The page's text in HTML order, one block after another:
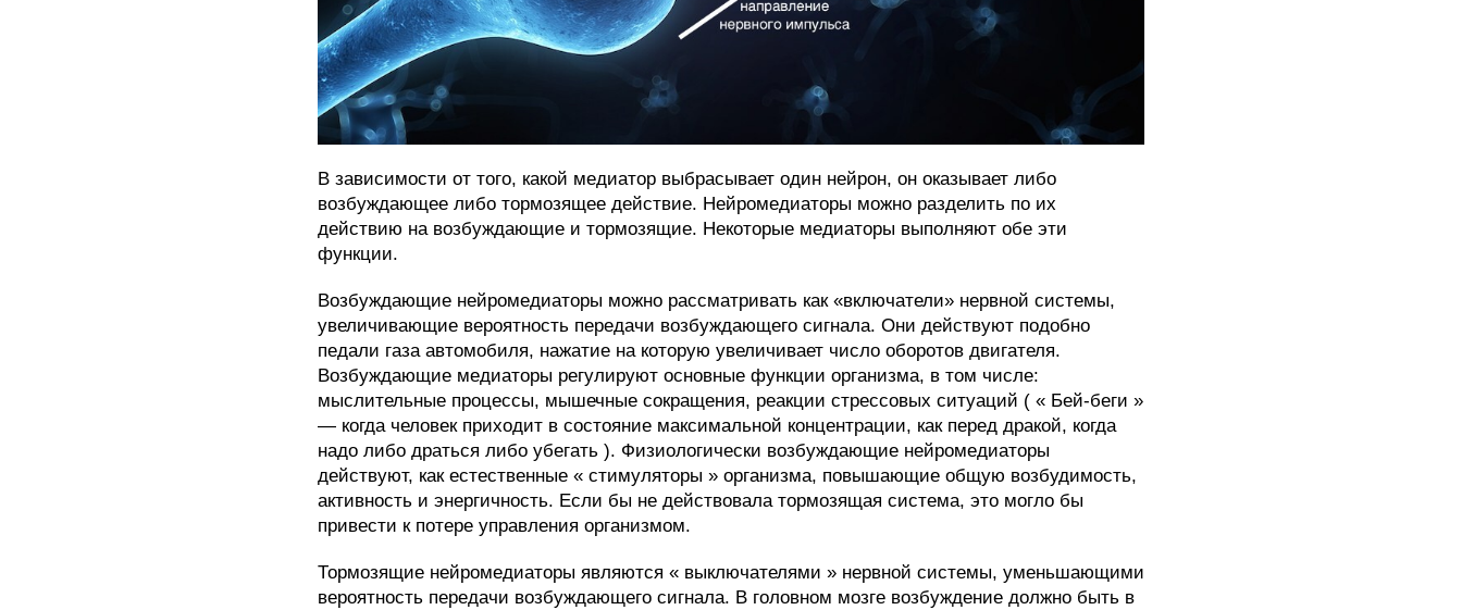
В зависимости от того, какой медиатор выбрасывает один нейрон, он оказывает либо
возбуждающее либо тормозящее действие. Нейромедиаторы можно разделить по их
действию на возбуждающие и тормозящие. Некоторые медиаторы выполняют обе эти
функции.
Возбуждающие нейромедиаторы можно рассматривать как «включатели» нервной системы,
увеличивающие вероятность передачи возбуждающего сигнала. Они действуют подобно
педали газа автомобиля, нажатие на которую увеличивает число оборотов двигателя.
Возбуждающие медиаторы регулируют основные функции организма, в том числе:
мыслительные процессы, мышечные сокращения, реакции стрессовых ситуаций ( « Бей-беги »
— когда человек приходит в состояние максимальной концентрации, как перед дракой, когда
надо либо драться либо убегать ). Физиологически возбуждающие нейромедиаторы
действуют, как естественные « стимуляторы » организма, повышающие общую возбудимость,
активность и энергичность. Если бы не действовала тормозящая система, это могло бы
привести к потере управления организмом.
Тормозящие нейромедиаторы являются « выключателями » нервной системы, уменьшающими
вероятность передачи возбуждающего сигнала. В головном мозге возбуждение должно быть в